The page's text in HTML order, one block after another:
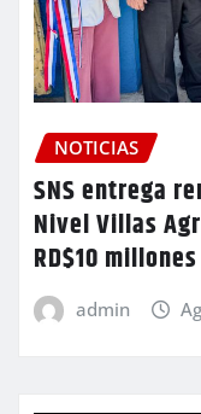
NOTICIAS
SNS entrega
Nivel Villas
RD$10 millones
admin